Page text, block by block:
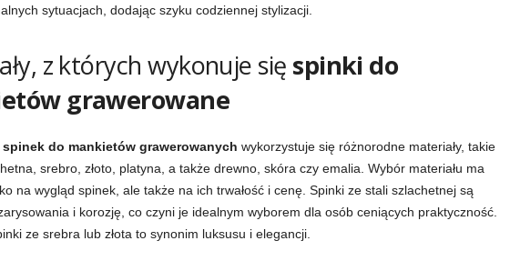
sytuacjach, dodając szyku codziennej stylizacji.
z których wykonuje się spinki do
grawerowane
spinek do mankietów grawerowanych wykorzystuje się różnorodne materiały, takie
srebro, złoto, platyna, a także drewno, skóra czy emalia. Wybór materiału ma
na wygląd spinek, ale także na ich trwałość i cenę. Spinki ze stali szlachetnej są
i korozję, co czyni je idealnym wyborem dla osób ceniących praktyczność.
ze srebra lub złota to synonim luksusu i elegancji.